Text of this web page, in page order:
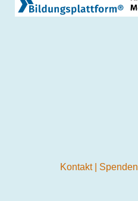
Kontakt Spenden